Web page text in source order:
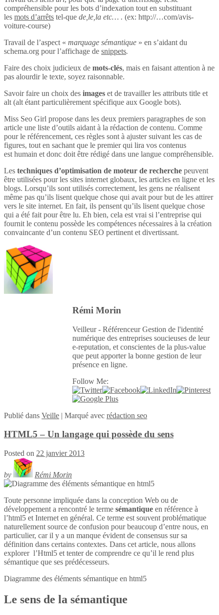
compréhensible pour les bots d’indexation tout en substituant
les mots d’arrêts tel-que de,le,la etc… . (ex: http://…com/avis-
voiture-course)
Travail de l’aspect « marquage sémantique » en s’aidant du
schema.org pour l’affichage de snippets.
Faire des choix judicieux de mots-clés, mais en faisant attention à ne
pas alourdir le texte, soyez raisonnable.
Savoir faire un choix des images et de travailler les attributs title et
alt (alt étant particulièrement spécifique aux Google bots).
Miss Seo Girl propose dans les deux premiers paragraphes de son
article une liste d’outils aidant à la rédaction de contenu. Comme
pour le référencement, ces règles sont à ajuster suivant les cas de
figures, tout en sachant que le premier qui lira vos contenus
est humain et donc doit être rédigé dans une langue compréhensible.
Les techniques d’optimisation de moteur de recherche peuvent
être utilisées pour les sites internet globaux, les articles en ligne et les
blogs. Lorsqu’ils sont utilisés correctement, les gens ne réalisent
même pas qu’ils lisent quelque chose qui avait pour but de les attirer
vers le site internet. En fait, ils pensent qu’ils lisent quelque chose
qui a été fait pour être lu. Eh bien, cela est vrai si l’entreprise qui
fournit le contenu possède les compétences nécessaires à la création
convaincante d’un contenu SEO pertinent et divertissant.
Rémi Morin
Veilleur - Référenceur Gestion de l'identité
numérique des entreprises soucieuses de leur
e-reputation, et conscientes de la plus-value
que peut apporter la bonne gestion de leur
présence en ligne.
Follow Me:
Publié dans Veille | Marqué avec rédaction seo
HTML5 – Un langage qui possède du sens
Posted on 22 janvier 2013
by Rémi Morin
Toute personne impliquée dans la conception Web ou de
développement a rencontré le terme sémantique en référence à
l’html5 et Internet en général. Ce terme est souvent problématique
naturellement source de confusion pour beaucoup d’entre nous, en
particulier, car il y a un manque évident de consensus sur sa
définition dans certains contextes. Dans cet article, nous allons
explorer l’Html5 et tenter de comprendre ce qu’il le rend plus
sémantique que ses prédécesseurs.
Diagramme des éléments sémantique en html5
Le sens de la sémantique